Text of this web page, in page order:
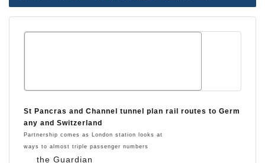
the Guardian
St Pancras and Channel tunnel plan rail routes to Germ
any and Switzerland
Partnership comes as London station looks at
ways to almost triple passenger numbers